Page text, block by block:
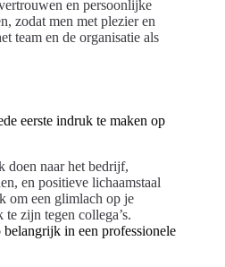
en persoonlijke
zodat men met plezier en
team en de organisatie als
eerste indruk te maken op
doen naar het bedrijf,
en positieve lichaamstaal
om een glimlach op je
zijn tegen collega’s.
in een professionele